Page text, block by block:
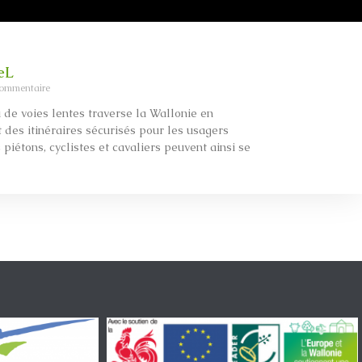
de voies lentes traverse la Wallonie en
des itinéraires sécurisés pour les usagers
piétons, cyclistes et cavaliers peuvent ainsi se